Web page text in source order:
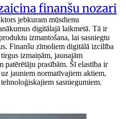
finanšu nozari
jebkuram mūsdienu
digitālajā laikmetā. Tā ir
izmantošana, lai sasniegtu
Finanšu zīmoliem digitālā izcilība
izmaiņām, jaunajām
patērētāju prasībām. Šī elastība ir
jauniem normatīvajiem aktiem,
sasniegumiem.